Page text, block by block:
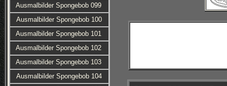
Ausmalbilder Spongebob 099
Ausmalbilder Spongebob 100
Ausmalbilder Spongebob 101
Ausmalbilder Spongebob 102
Ausmalbilder Spongebob 103
Ausmalbilder Spongebob 104